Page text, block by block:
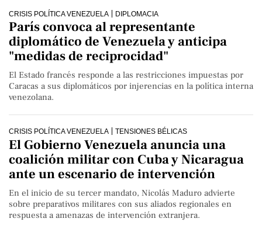
CRISIS POLÍTICA VENEZUELA DIPLOMACIA
París convoca al representante
diplomático de Venezuela y anticipa
"medidas de reciprocidad"
El Estado francés responde a las restricciones impuestas por
Caracas a sus diplomáticos por injerencias en la política interna
venezolana.
CRISIS POLÍTICA VENEZUELA TENSIONES BÉLICAS
El Gobierno Venezuela anuncia una
coalición militar con Cuba y Nicaragua
ante un escenario de intervención
En el inicio de su tercer mandato, Nicolás Maduro advierte
sobre preparativos militares con sus aliados regionales en
respuesta a amenazas de intervención extranjera.